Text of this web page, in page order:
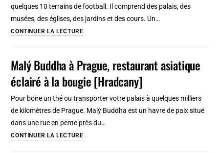
quelques 10 terrains de football. Il comprend des palais, des
musées, des églises, des jardins et des cours. Un…
CONTINUER LA LECTUREChateau
Emblématique
incontournable
Malý Buddha à Prague, restaurant asiatique
éclairé à la bougie [Hradcany]
Pour boire un thé ou transporter votre palais à quelques milliers
de kilomètres de Prague. Malý Buddha est un havre de paix situé
dans une rue en pente près du…
CONTINUER LA LECTUREMalý